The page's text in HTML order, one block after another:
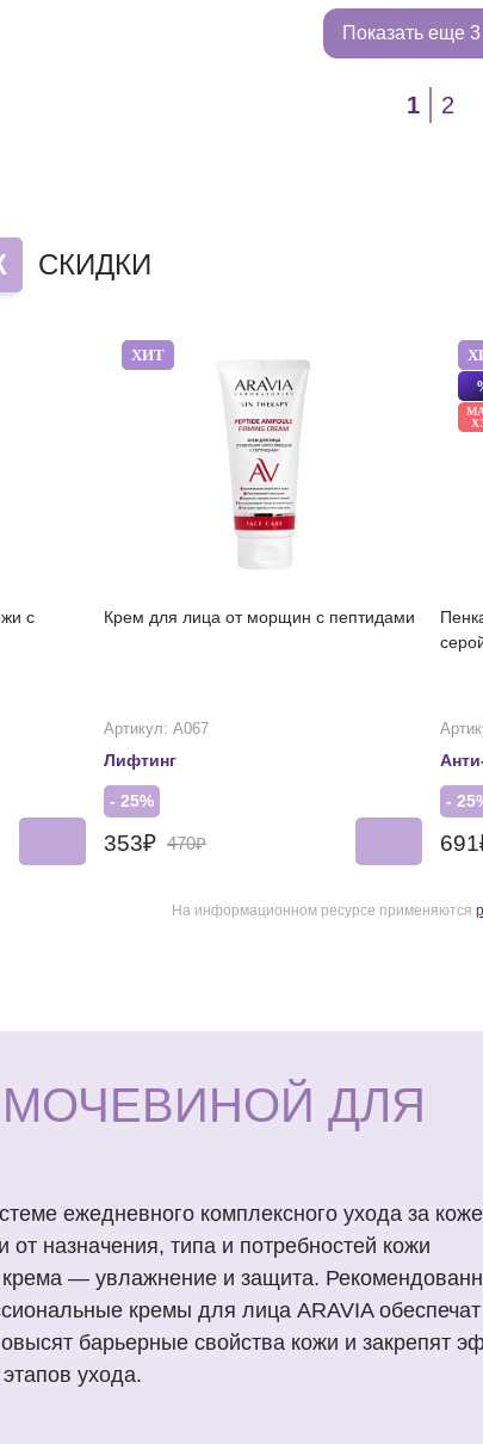
Показать еще 3
1 2
СКИДКИ
с
ХИТ
Крем для лица от морщин с пептидами
Артикул: А067
Лифтинг
- 25%
353₽ 470₽
-
На информационном ресурсе применяются
ДЛЯ
ежедневного комплексного ухода за
назначения, типа и потребностей кожи
крема — увлажнение и защита.
кремы для лица ARAVIA обеспечат
барьерные свойства кожи и закрепят
ухода.